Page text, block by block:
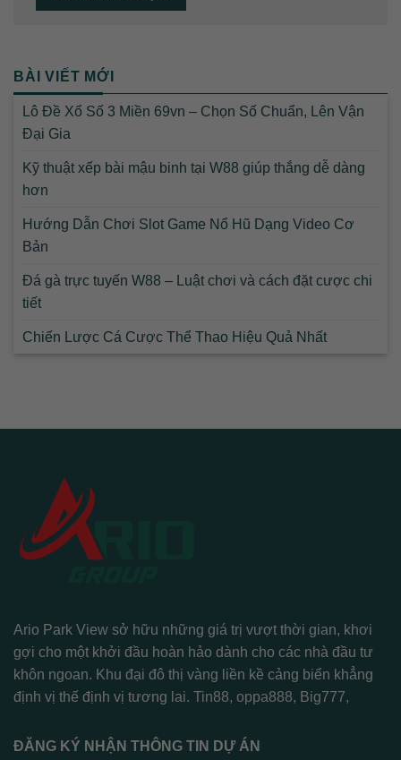
BÀI VIẾT MỚI
Lô Đề Xổ Số 3 Miền 69vn – Chọn Số Chuẩn, Lên Vận
Đại Gia
Kỹ thuật xếp bài mậu binh tại W88 giúp thắng dễ dàng
hơn
Hướng Dẫn Chơi Slot Game Nổ Hũ Dạng Video Cơ
Bản
Đá gà trực tuyến W88 – Luật chơi và cách đặt cược chi
tiết
Chiến Lược Cá Cược Thể Thao Hiệu Quả Nhất
Ario Park View sở hữu những giá trị vượt thời gian, khơi
gợi cho một khởi đầu hoàn hảo dành cho các nhà đầu tư
khôn ngoan. Khu đại đô thị vàng liền kề cảng biển khẳng
định vị thế định vị tương lai.
Tin88, oppa888, Big777,
ĐĂNG KÝ NHẬN THÔNG TIN DỰ ÁN